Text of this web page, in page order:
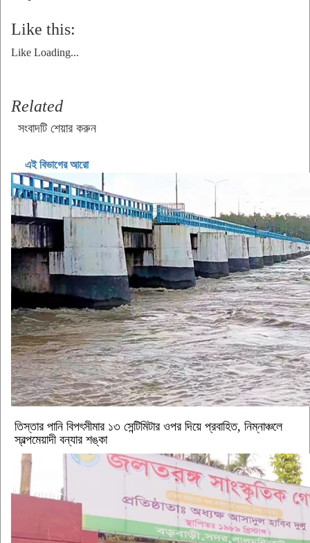
Like this:
Like Loading...
Related
সংবাদটি শেয়ার করুন
এই বিভাগের আরো
‎তিস্তার পানি বিপৎসীমার ১৩ সেন্টিমিটার ওপর দিয়ে প্রবাহিত, নিম্নাঞ্চলে
স্বল্পমেয়াদী বন্যার শঙ্কা